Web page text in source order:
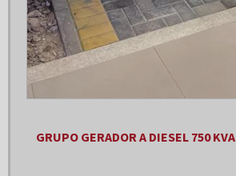
Gerador 150 kva aluguel
Gerador 150 kva diesel
Gerador 150 kva preço
Gerador 20 kva
GRUPO GERADOR A DIESEL 750 KVA